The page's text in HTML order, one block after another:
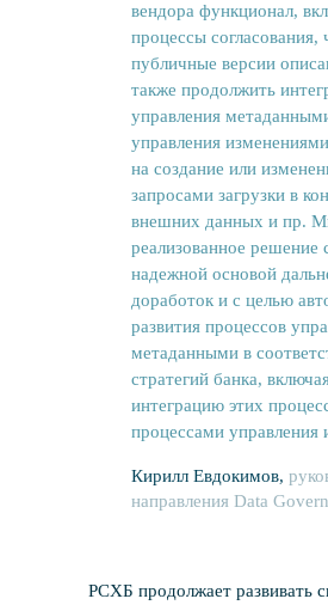
вендора функционал,
процессы согласования,
публичные версии
также продолжить
управления
управления
на создание или
запросами загрузки в
внешних данных и пр.
реализованное решение
надежной основой
доработок и с целью
развития процессов
метаданными в
стратегий банка,
интеграцию этих
процессами управления
Кирилл Евдокимов,
направления Data
РСХБ продолжает развивать